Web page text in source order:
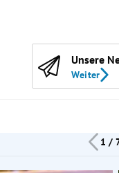
Unsere
Weiter
1 /